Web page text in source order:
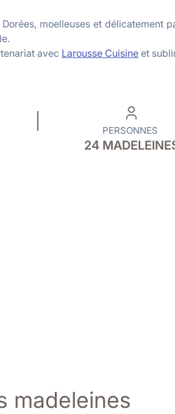
moelleuses et délicatement
avec Larousse Cuisine et
PERSONNES
24
madeleines